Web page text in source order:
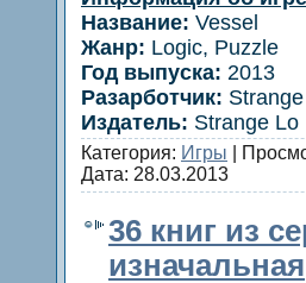
Название: Vessel
Жанр: Logic, Puzzle
Год выпуска: 2013
Разарботчик:
Издатель: Strange Lo
Категория: Игры |
Дата: 28.03.2013
36 книг из
изначальная